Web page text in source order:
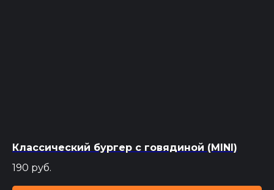
Классический бургер с говядиной (MINI)
190 руб.